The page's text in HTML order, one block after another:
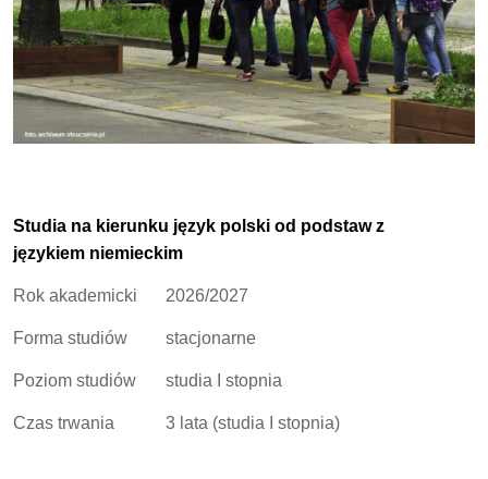
Studia na kierunku język polski od podstaw z
językiem niemieckim
Rok akademicki 2026/2027
Forma studiów stacjonarne
Poziom studiów studia I stopnia
Czas trwania 3 lata (studia I stopnia)